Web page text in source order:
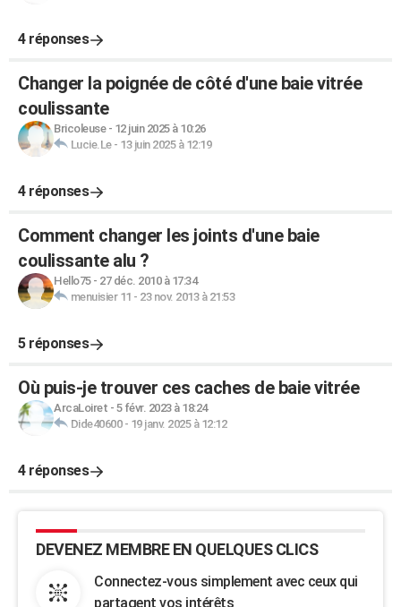
4 réponses
Changer la poignée de côté d'une baie vitrée
coulissante
Bricoleuse- 12 juin 2025 à 10:26
Lucie.Le- 13 juin 2025 à 12:19
4 réponses
Comment changer les joints d'une baie
coulissante alu ?
Hello75- 27 déc. 2010 à 17:34
menuisier 11 - 23 nov. 2013 à 21:53
5 réponses
Où puis-je trouver ces caches de baie vitrée
ArcaLoiret - 5 févr. 2023 à 18:24
Dide40600- 19 janv. 2025 à 12:12
4 réponses
DEVENEZ MEMBRE EN QUELQUES CLICS
Connectez-vous simplement avec ceux qui
partagent vos intérêts